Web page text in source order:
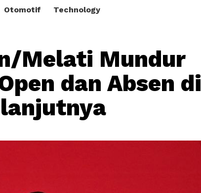
Otomotif Technology
Melati Mundur
dan Absen di